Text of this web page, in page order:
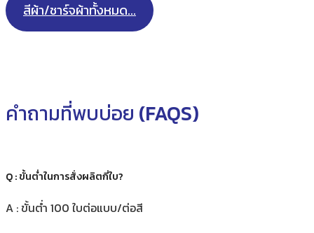
สีผ้า/ชาร์จผ้าทั้งหมด...
คำถามที่พบบ่อย (FAQS)
Q : ขั้นต่ำในการสั่งผลิตกี่ใบ?
A : ขั้นต่ำ 100 ใบต่อแบบ/ต่อสี